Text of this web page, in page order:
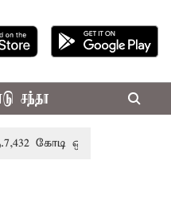
சந்தா
கோடி ஒதுக்கீடு; வேளாண்